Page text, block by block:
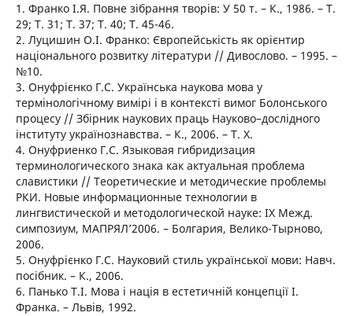
1. Франко І.Я. Повне зібрання творів: У 50 т. – К., 1986. – Т.
29; Т. 31; Т. 37; Т. 40; Т. 45-46.
2. Луцишин О.І. Франко: Європейськість як орієнтир
національного розвитку літератури // Дивослово. – 1995. –
№10.
3. Онуфрієнко Г.С. Українська наукова мова у
термінологічному вимірі і в контексті вимог Болонського
процесу // Збірник наукових праць Науково–дослідного
інституту українознавства. – К., 2006. – Т. Х.
4. Онуфриенко Г.С. Языковая гибридизация
терминологического знака как актуальная проблема
славистики // Теоретические и методические проблемы
РКИ. Новые информационные технологии в
лингвистической и методологической науке: IX Межд.
симпозиум, МАПРЯЛ’2006. – Болгария, Велико-Тырново,
2006.
5. Онуфрієнко Г.С. Науковий стиль української мови: Навч.
посібник. – К., 2006.
6. Панько Т.І. Мова і нація в естетичній концепції І.
Франка. – Львів, 1992.